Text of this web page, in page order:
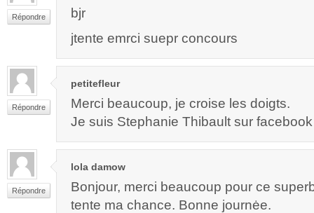
Répondre
bjr
jtente emrci suepr concours
Répondre
petitefleur
Merci beaucoup, je croise les doigts.
Je suis Stephanie Thibault sur facebook
Répondre
lola damow
Bonjour, merci beaucoup pour ce
tente ma chance. Bonne journėe.